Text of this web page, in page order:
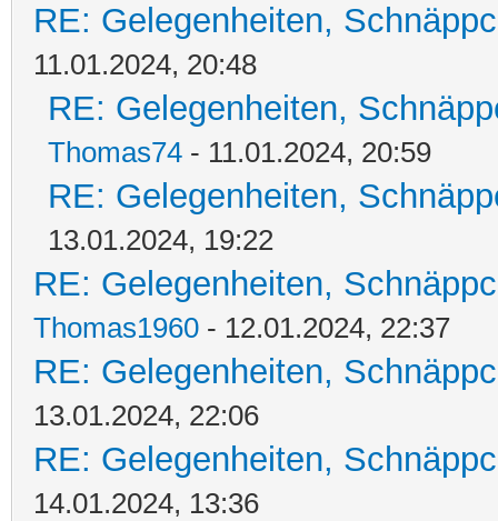
RE: Gelegenheiten,
11.01.2024, 20:48
RE: Gelegenheiten,
Thomas74 - 11.01.2024, 20:59
RE: Gelegenheiten,
13.01.2024, 19:22
RE: Gelegenheiten,
Thomas1960 - 12.01.2024, 22:37
RE: Gelegenheiten,
13.01.2024, 22:06
RE: Gelegenheiten,
14.01.2024, 13:36